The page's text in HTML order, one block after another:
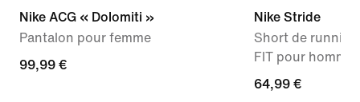
Nike ACG « Dolomiti »
Pantalon pour femme
99,99 €
99,99 €
Nike Stride
Short de
FIT pour homme
64,99 €
64,99 €